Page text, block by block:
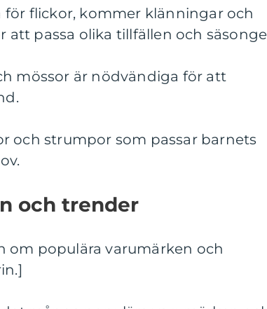
för flickor, kommer klänningar och
att passa olika tillfällen och
mössor är nödvändiga för att
och strumpor som passar barnets
och trender
om populära varumärken och